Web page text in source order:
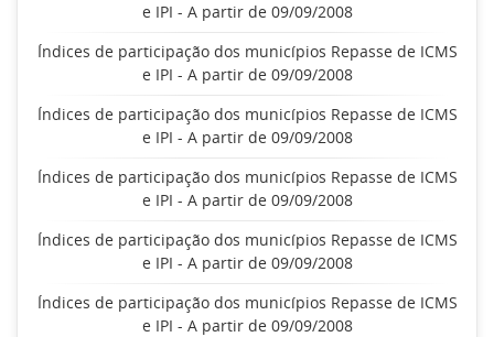
e IPI - A partir de 09/09/2008
Índices de participação dos municípios Repasse de ICMS
e IPI - A partir de 09/09/2008
Índices de participação dos municípios Repasse de ICMS
e IPI - A partir de 09/09/2008
Índices de participação dos municípios Repasse de ICMS
e IPI - A partir de 09/09/2008
Índices de participação dos municípios Repasse de ICMS
e IPI - A partir de 09/09/2008
Índices de participação dos municípios Repasse de ICMS
e IPI - A partir de 09/09/2008